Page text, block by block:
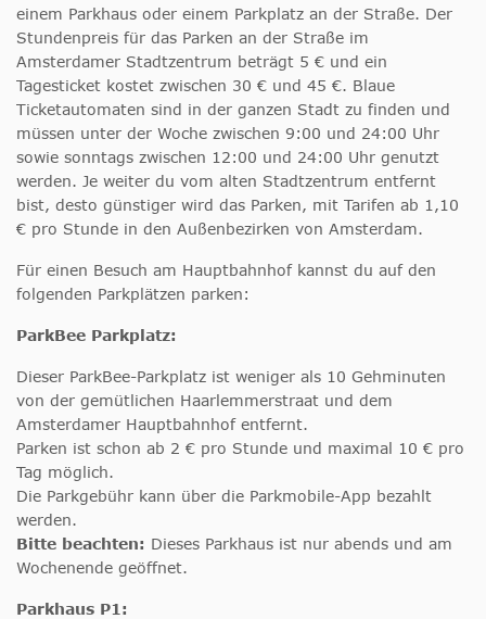
einem Parkhaus oder einem Parkplatz an der Straße. Der
Stundenpreis für das Parken an der Straße im
Amsterdamer Stadtzentrum beträgt 5 € und ein
Tagesticket kostet zwischen 30 € und 45 €. Blaue
Ticketautomaten sind in der ganzen Stadt zu finden und
müssen unter der Woche zwischen 9:00 und 24:00 Uhr
sowie sonntags zwischen 12:00 und 24:00 Uhr genutzt
werden. Je weiter du vom alten Stadtzentrum entfernt
bist, desto günstiger wird das Parken, mit Tarifen ab 1,10
€ pro Stunde in den Außenbezirken von Amsterdam.
Für einen Besuch am Hauptbahnhof kannst du auf den
folgenden Parkplätzen parken:
ParkBee Parkplatz:
Dieser ParkBee-Parkplatz ist weniger als 10 Gehminuten
von der gemütlichen Haarlemmerstraat und dem
Amsterdamer Hauptbahnhof entfernt.
Parken ist schon ab 2 € pro Stunde und maximal 10 € pro
Tag möglich.
Die Parkgebühr kann über die Parkmobile-App bezahlt
werden.
Bitte beachten: Dieses Parkhaus ist nur abends und am
Wochenende geöffnet.
Parkhaus P1: